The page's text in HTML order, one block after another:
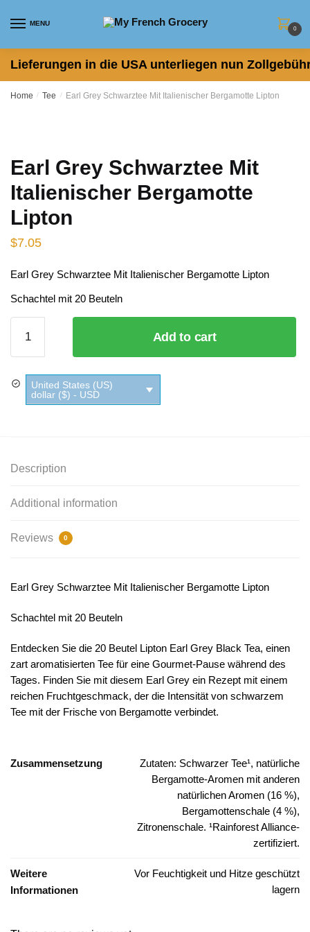
MENU
0
Lieferungen in die USA unterliegen nun
Home / Tee / Earl Grey Schwarztee Mit Italienischer Bergamotte Lipton
Earl Grey Schwarztee Mit
Italienischer Bergamotte
Lipton
$7.05
Earl Grey Schwarztee Mit Italienischer Bergamotte Lipton
Schachtel mit 20 Beuteln
Schwarztee
Mit
Italienischer
Bergamotte
Lipton
Add to cart
United States (US)
dollar ($) - USD
Description
Additional information
Reviews 0
Earl Grey Schwarztee Mit Italienischer Bergamotte Lipton
Schachtel mit 20 Beuteln
Entdecken Sie die 20 Beutel Lipton Earl Grey Black Tea, einen
zart aromatisierten Tee für eine Gourmet-Pause während des
Tages. Finden Sie mit diesem Earl Grey ein Rezept mit einem
reichen Fruchtgeschmack, der die Intensität von schwarzem
Tee mit der Frische von Bergamotte verbindet.
Zusammensetzung
Zutaten: Schwarzer Tee¹, natürliche
Bergamotte-Aromen mit anderen
natürlichen Aromen (16 %),
Bergamottenschale (4 %),
Zitronenschale. ¹Rainforest Alliance-
zertifiziert.
Weitere
Informationen
Vor Feuchtigkeit und Hitze geschützt
lagern